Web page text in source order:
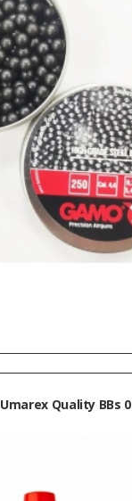
Quality BBs